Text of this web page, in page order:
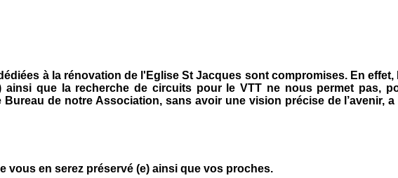
à la rénovation de l'Eglise St Jacques sont compromises. En
ainsi que la recherche de circuits pour le VTT ne nous permet pas,
de notre Association, sans avoir une vision précise de l’avenir,
vous en serez préservé (e) ainsi que vos proches.